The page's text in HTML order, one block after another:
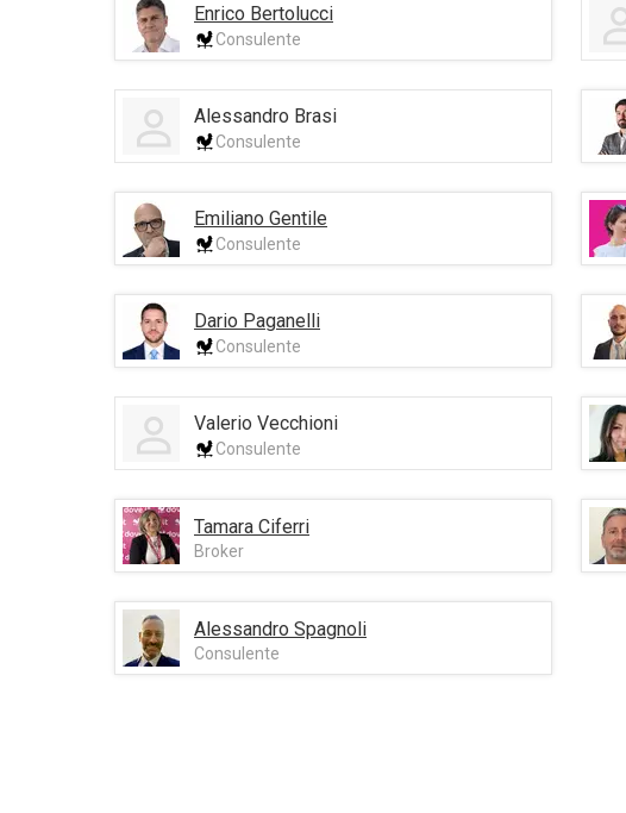
Enrico Bertolucci
Consulente
Alessandro Brasi
Consulente
Emiliano Gentile
Consulente
Dario Paganelli
Consulente
Valerio Vecchioni
Consulente
Tamara Ciferri
Broker
Alessandro Spagnoli
Consulente